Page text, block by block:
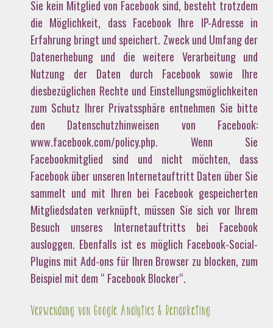
Sie kein Mitglied von Facebook sind, besteht trotzdem
die Möglichkeit, dass Facebook Ihre IP-Adresse in
Erfahrung bringt und speichert. Zweck und Umfang der
Datenerhebung und die weitere Verarbeitung und
Nutzung der Daten durch Facebook sowie Ihre
diesbezüglichen Rechte und Einstellungsmöglichkeiten
zum Schutz Ihrer Privatssphäre entnehmen Sie bitte
den Datenschutzhinweisen von Facebook:
www.facebook.com/policy.php. Wenn Sie
Facebookmitglied sind und nicht möchten, dass
Facebook über unseren Internetauftritt Daten über Sie
sammelt und mit Ihren bei Facebook gespeicherten
Mitgliedsdaten verknüpft, müssen Sie sich vor Ihrem
Besuch unseres Internetauftritts bei Facebook
ausloggen. Ebenfalls ist es möglich Facebook-Social-
Plugins mit Add-ons für Ihren Browser zu blocken, zum
Beispiel mit dem “ Facebook Blocker“.
Verwendung von Google Analytics & Remarketing